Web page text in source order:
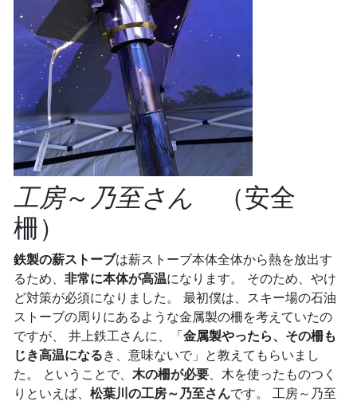
工房～ 乃至さん （安全
柵）
鉄製の薪ストーブは薪ストーブ本体全体から熱を放出す
るため、 非常に本体が高温になります。 そのため、やけ
ど対策が必須になりました。 最初僕は、スキー場の石油
ストーブの周りにあるような金属製の柵を考えていたの
ですが、 井上鉄工さんに、「金属製やったら、その柵も
じき高温になるき、意味ないで」と教えてもらいまし
た。 ということで、 木の柵が必要 、木を使ったものつく
りといえば、 松葉川の工房～乃至さんです。 工房～乃至